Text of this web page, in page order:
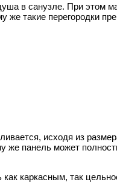
в санузле. При этом
такие перегородки
исходя из
панель может
каркасным, так